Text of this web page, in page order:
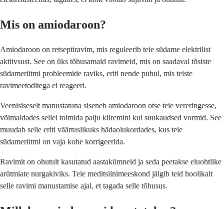
Mis on amiodaroon?
Amiodaroon on retseptiravim, mis reguleerib teie südame elektrilist
aktiivsust. See on üks tõhusamaid ravimeid, mis on saadaval tõsiste
südamerütmi probleemide raviks, eriti nende puhul, mis teiste
ravimeetoditega ei reageeri.
Veenisiseselt manustatuna siseneb amiodaroon otse teie vereringesse,
võimaldades sellel toimida palju kiiremini kui suukaudsed vormid. See
muudab selle eriti väärtuslikuks hädaolukordades, kus teie
südamerütmi on vaja kohe korrigeerida.
Ravimit on ohutult kasutatud aastakümneid ja seda peetakse eluohtlike
arütmiate nurgakiviks. Teie meditsiinimeeskond jälgib teid hoolikalt
selle ravimi manustamise ajal, et tagada selle tõhusus.